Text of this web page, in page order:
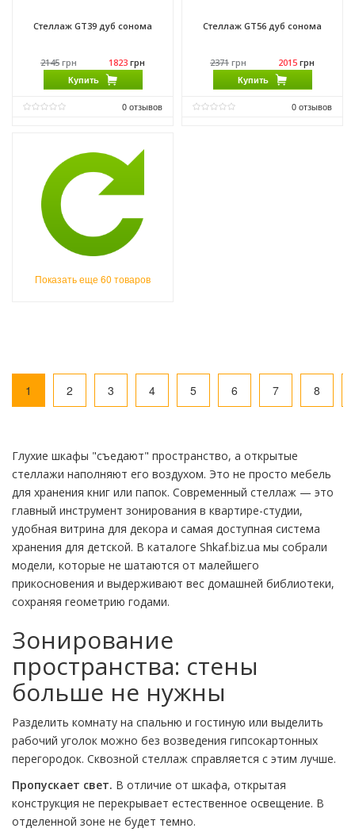
Стеллаж GT39 дуб сонома
2145 грн 1823 грн
Купить
0отзывов
ДСП
Матеріал каркасу:
Стеллаж GT56 дуб сонома
2371 грн 2015 грн
Купить
0отзывов
Показать еще 60 товаров
1 2 3 4 5 6 7 8
Глухие шкафы "съедают" пространство, а открытые
стеллажи наполняют его воздухом. Это не просто мебель
для хранения книг или папок. Современный стеллаж — это
главный инструмент зонирования в квартире-студии,
удобная витрина для декора и самая доступная система
хранения для детской. В каталоге Shkaf.biz.ua мы собрали
модели, которые не шатаются от малейшего
прикосновения и выдерживают вес домашней библиотеки,
сохраняя геометрию годами.
Зонирование
пространства: стены
больше не нужны
Разделить комнату на спальню и гостиную или выделить
рабочий уголок можно без возведения гипсокартонных
перегородок. Сквозной стеллаж справляется с этим лучше.
Пропускает свет. В отличие от шкафа, открытая
конструкция не перекрывает естественное освещение. В
отделенной зоне не будет темно.